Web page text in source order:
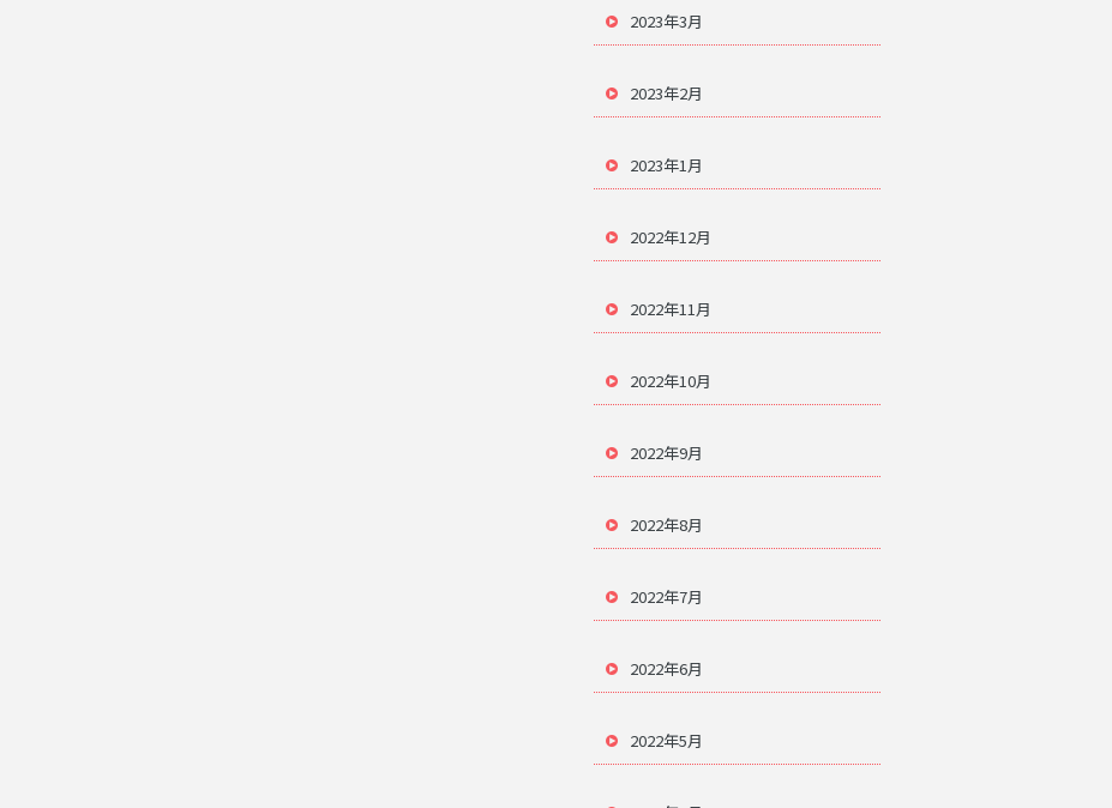
2023年3月
2023年2月
2023年1月
2022年12月
2022年11月
2022年10月
2022年9月
2022年8月
2022年7月
2022年6月
2022年5月